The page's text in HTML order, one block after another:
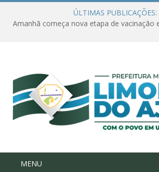
ÚLTIMAS PUBLICAÇÕES:
MENU